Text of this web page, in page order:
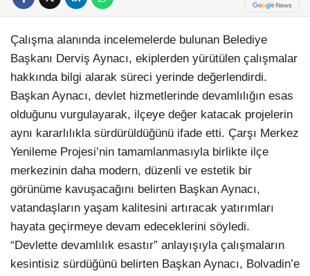
Çalışma alanında incelemelerde bulunan Belediye
Başkanı Derviş Aynacı, ekiplerden yürütülen çalışmalar
hakkında bilgi alarak süreci yerinde değerlendirdi.
Başkan Aynacı, devlet hizmetlerinde devamlılığın esas
olduğunu vurgulayarak, ilçeye değer katacak projelerin
aynı kararlılıkla sürdürüldüğünü ifade etti. Çarşı Merkez
Yenileme Projesi’nin tamamlanmasıyla birlikte ilçe
merkezinin daha modern, düzenli ve estetik bir
görünüme kavuşacağını belirten Başkan Aynacı,
vatandaşların yaşam kalitesini artıracak yatırımları
hayata geçirmeye devam edeceklerini söyledi.
“Devlette devamlılık esastır” anlayışıyla çalışmaların
kesintisiz sürdüğünü belirten Başkan Aynacı, Bolvadin’e